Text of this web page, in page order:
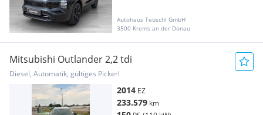
Autohaus Teuschl GmbH
3500 Krems an der Donau
Mitsubishi Outlander 2,2 tdi
Diesel, Automatik, gültiges Pickerl
2014 EZ
233.579 km